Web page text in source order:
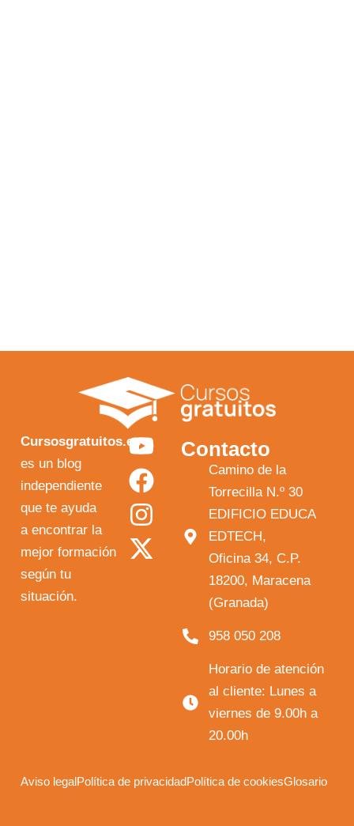
Cursosgratuitos.es
es un blog
independiente
que te ayuda
a encontrar la
mejor formación
según tu
situación.
Y
o
u
t
u
F
a
c
e
b
I
n
s
t
a
X
-
t
w
i
Contacto
Camino de la
Torrecilla N.º 30
EDIFICIO EDUCA
EDTECH,
Oficina 34, C.P.
18200, Maracena
(Granada)
958 050 208
Horario de atención
al cliente: Lunes a
viernes de 9.00h a
20.00h
Aviso legalPolítica de privacidadPolítica de cookiesGlosario